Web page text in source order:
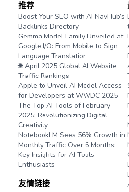
推荐
Boost Your SEO with AI NavHub’s
Backlinks Directory
Gemma Model Family Unveiled at
Google I/O: From Mobile to Sign
Language Translation
🌐 April 2025 Global AI Website
Traffic Rankings
Apple to Unveil AI Model Access
for Developers at WWDC 2025
The Top AI Tools of February
2025: Revolutionizing Digital
Creativity
NotebookLM Sees 56% Growth in
Monthly Traffic Over 6 Months:
Key Insights for AI Tools
Enthusiasts
友情链接